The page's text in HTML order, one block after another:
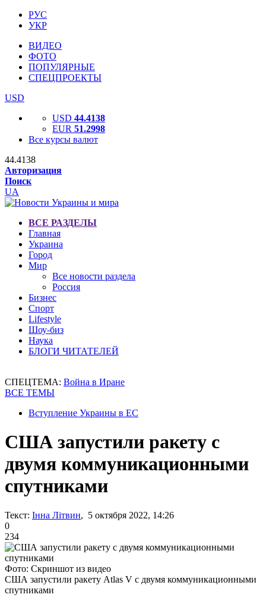
РУС
УКР
ВИДЕО
ФОТО
ПОПУЛЯРНЫЕ
СПЕЦПРОЕКТЫ
USD
USD 44.4138
EUR 51.2998
Все курсы валют
44.4138
Авторизация
Поиск
UA
ВСЕ РАЗДЕЛЫ
Главная
Украина
Город
Мир
Все новости раздела
Россия
Бизнес
Спорт
Lifestyle
Шоу-биз
Наука
БЛОГИ ЧИТАТЕЛЕЙ
СПЕЦТЕМА: Война в Иране
ВСЕ ТЕМЫ
Вступление Украины в ЕС
США запустили ракету с
двумя коммуникационными
спутниками
Текст: Інна Літвин, 5 октября 2022, 14:26
0
234
Фото: Скриншот из видео
США запустили ракету Atlas V с двумя коммуникационными
спутниками